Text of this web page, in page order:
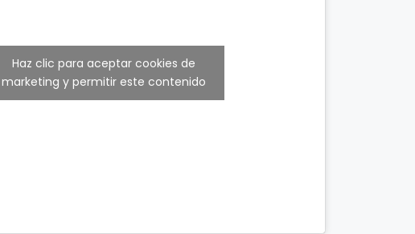
Haz clic para aceptar cookies de
marketing y permitir este contenido